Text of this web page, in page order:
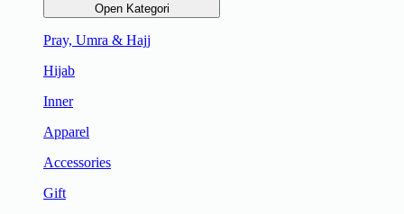
Open Kategori
Pray, Umra & Hajj
Hijab
Inner
Apparel
Accessories
Gift